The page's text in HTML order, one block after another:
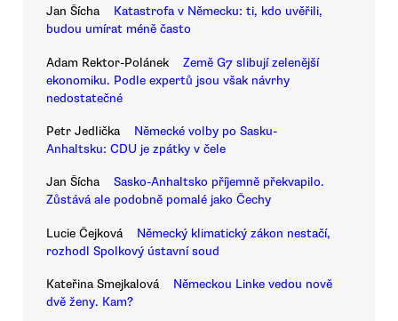
Jan Šícha
Katastrofa v Německu: ti, kdo uvěřili,
budou umírat méně často
Adam Rektor-Polánek
Země G7 slibují zelenější
ekonomiku. Podle expertů jsou však návrhy
nedostatečné
Petr Jedlička
Německé volby po Sasku-
Anhaltsku: CDU je zpátky v čele
Jan Šícha
Sasko-Anhaltsko příjemně překvapilo.
Zůstává ale podobně pomalé jako Čechy
Lucie Čejková
Německý klimatický zákon nestačí,
rozhodl Spolkový ústavní soud
Kateřina Smejkalová
Německou Linke vedou nově
dvě ženy. Kam?